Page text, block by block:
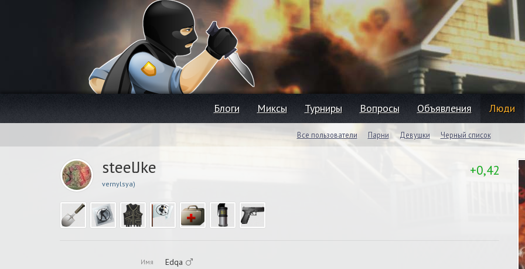
Блоги Миксы Турниры Вопросы Объявления Люди
Все пользователи Парни Девушки Черный список
steelJke
vernylsya)
+0,42
Имя Edqa